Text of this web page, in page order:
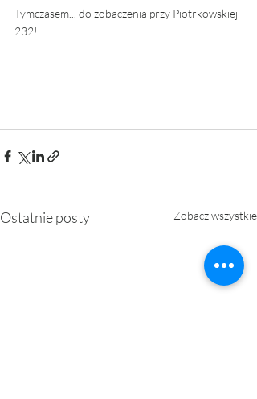
Tymczasem... do zobaczenia przy Piotrkowskiej
232!
Ostatnie posty Zobacz wszystkie